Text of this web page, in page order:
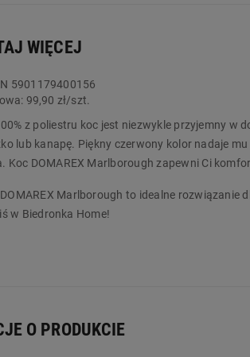
WIĘCEJ
5901179400156
99,90 zł/szt.
z poliestru koc jest niezwykle przyjemny w
lub kanapę. Piękny czerwony kolor nadaje
Koc DOMAREX Marlborough zapewni Ci
Marlborough to idealne rozwiązanie
w Biedronka Home!
strona o strukturze baranka
O PRODUKCIE